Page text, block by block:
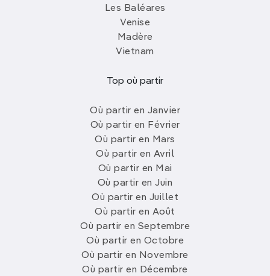
Les Baléares
Venise
Madère
Vietnam
Top où partir
Où partir en Janvier
Où partir en Février
Où partir en Mars
Où partir en Avril
Où partir en Mai
Où partir en Juin
Où partir en Juillet
Où partir en Août
Où partir en Septembre
Où partir en Octobre
Où partir en Novembre
Où partir en Décembre